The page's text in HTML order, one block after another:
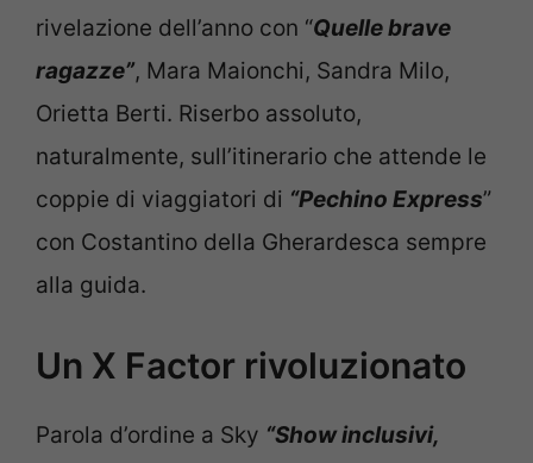
rivelazione dell’anno con “Quelle brave
ragazze”, Mara Maionchi, Sandra Milo,
Orietta Berti. Riserbo assoluto,
naturalmente, sull’itinerario che attende le
coppie di viaggiatori di “Pechino Express”
con Costantino della Gherardesca sempre
alla guida.
Un X Factor rivoluzionato
Parola d’ordine a Sky “Show inclusivi,